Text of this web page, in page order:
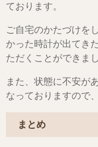
ております。
ご自宅のかたづけを
かった時計が出てき
ただくことができまし
また、状態に不安が
なっておりますので
まとめ